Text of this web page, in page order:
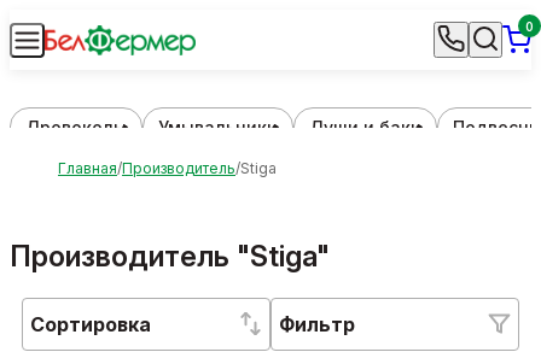
0
Дровоколы Умывальники Души и баки
Главная Производитель Stiga
Производитель "Stiga"
Сортировка Фильтр